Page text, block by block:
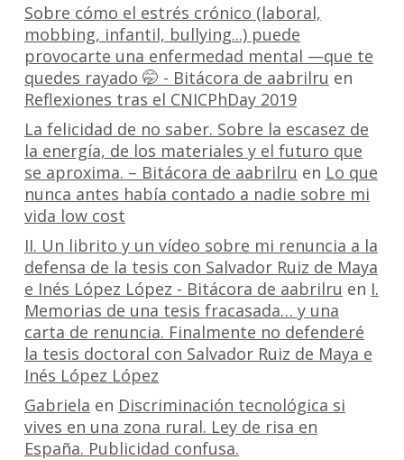
Sobre cómo el estrés crónico (laboral,
mobbing, infantil, bullying...) puede
provocarte una enfermedad mental —que te
quedes rayado 🤭 - Bitácora de aabrilru en
Reflexiones tras el CNICPhDay 2019
La felicidad de no saber. Sobre la escasez de
la energía, de los materiales y el futuro que
se aproxima. – Bitácora de aabrilru en Lo que
nunca antes había contado a nadie sobre mi
vida low cost
II. Un librito y un vídeo sobre mi renuncia a la
defensa de la tesis con Salvador Ruiz de Maya
e Inés López López - Bitácora de aabrilru en I.
Memorias de una tesis fracasada… y una
carta de renuncia. Finalmente no defenderé
la tesis doctoral con Salvador Ruiz de Maya e
Inés López López
Gabriela en Discriminación tecnológica si
vives en una zona rural. Ley de risa en
España. Publicidad confusa.